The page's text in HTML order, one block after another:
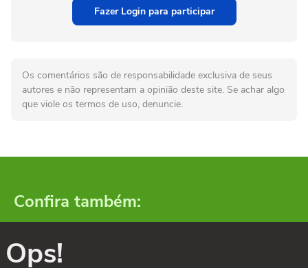
Fazer Login para participar
Os comentários são de responsabilidade exclusiva de seus
autores e não representam a opinião deste site. Se achar algo
que viole os termos de uso, denuncie.
Confira também:
Ops!